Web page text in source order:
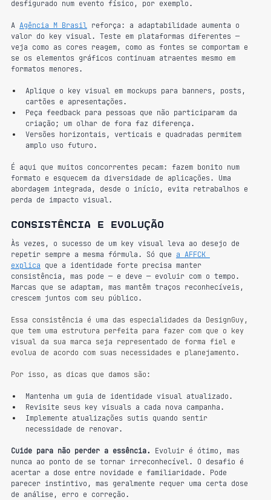
desfigurado num evento físico, por exemplo.
A Agência M Brasil reforça: a adaptabilidade aumenta o
valor do key visual. Teste em plataformas diferentes —
veja como as cores reagem, como as fontes se comportam e
se os elementos gráficos continuam atraentes mesmo em
formatos menores.
Aplique o key visual em mockups para banners, posts,
cartões e apresentações.
Peça feedback para pessoas que não participaram da
criação; um olhar de fora faz diferença.
Versões horizontais, verticais e quadradas permitem
amplo uso futuro.
É aqui que muitos concorrentes pecam: fazem bonito num
formato e esquecem da diversidade de aplicações. Uma
abordagem integrada, desde o início, evita retrabalhos e
perda de impacto visual.
Consistência e evolução
Às vezes, o sucesso de um key visual leva ao desejo de
repetir sempre a mesma fórmula. Só que a AFFCK
explica que a identidade forte precisa manter
consistência, mas pode — e deve — evoluir com o tempo.
Marcas que se adaptam, mas mantêm traços reconhecíveis,
crescem juntos com seu público.
Essa consistência é uma das especialidades da DesignGuy,
que tem uma estrutura perfeita para fazer com que o key
visual da sua marca seja representado de forma fiel e
evolua de acordo com suas necessidades e planejamento.
Mantenha um guia de identidade visual atualizado.
Revisite seus key visuals a cada nova campanha.
Implemente atualizações sutis quando sentir
necessidade de renovar.
Cuide para não perder a essência.
Evoluir é ótimo, mas
nunca ao ponto de se tornar irreconhecível. O desafio é
acertar a dose entre novidade e familiaridade. Pode
parecer instintivo, mas geralmente requer uma certa dose
de análise, erro e correção.